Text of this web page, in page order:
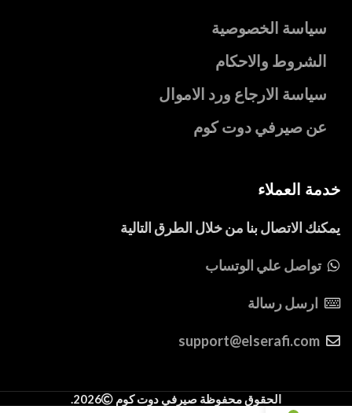
سياسة الخصوصية
الشروط والاحكام
سياسة الارجاع ورد الاموال
عن صيرفي دوت كوم
خدمة العملاء
يمكنك الاتصال بنا من خلال الطرق التالية
تواصل علي الوتساب
ارسل رسالة
support@elserafi.com
الحقوق محفوظة صيرفي دوت كوم 2026.